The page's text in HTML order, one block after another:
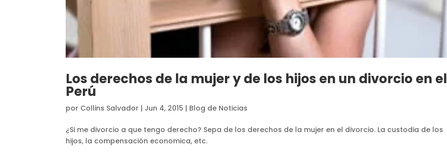
Los derechos de la mujer y de los hijos en un divorcio en el
Perú
por Collins Salvador | Jun 4, 2015 | Blog de Noticias
¿Si me divorcio a que tengo derecho? Sepa de los derechos de la mujer en el divorcio. La custodia de los
hijos, la compensación economica, etc.